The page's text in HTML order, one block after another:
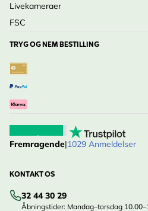
Livekameraer
FSC
TRYG OG NEM BESTILLING
Fremragende|1029 Anmeldelser
KONTAKT OS
32 44 30 29
Åbningstider: Mandag–torsdag